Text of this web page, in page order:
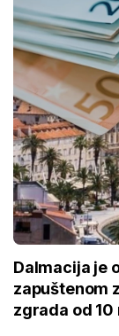
Dalmacija je
zapuštenom
zgrada od